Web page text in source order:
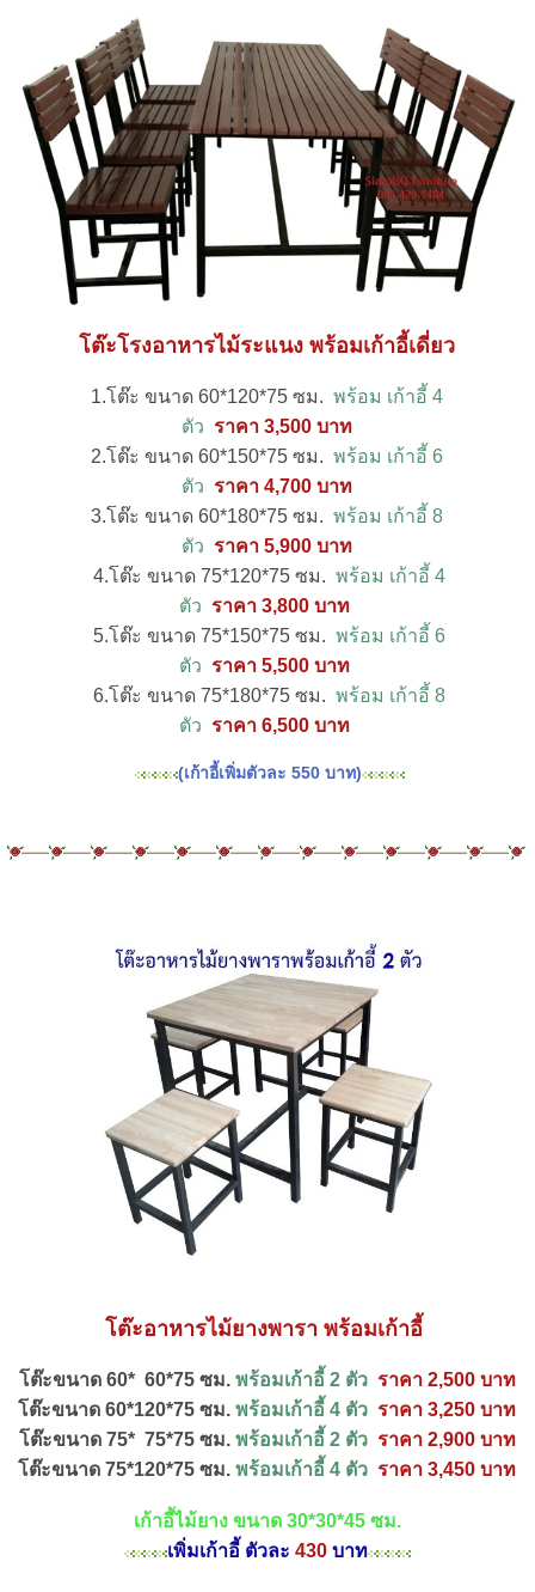
โต๊ะโรงอาหารไม้ระแนง พร้อมเก้าอี้เดี่ยว
1.โต๊ะ ขนาด 60*120*75 ซม.พร้อม เก้าอี้ 4
ตัว ราคา 3,500 บาท
2.โต๊ะ ขนาด 60*150*75 ซม.พร้อม เก้าอี้ 6
ตัว ราคา 4,700 บาท
3.โต๊ะ ขนาด 60*180*75 ซม.พร้อม เก้าอี้ 8
ตัว ราคา 5,900 บาท
4.โต๊ะ ขนาด 75*120*75 ซม.พร้อม เก้าอี้ 4
ตัว ราคา 3,800 บาท
5.โต๊ะ ขนาด 75*150*75 ซม.พร้อม เก้าอี้ 6
ตัว ราคา 5,500 บาท
6.โต๊ะ ขนาด 75*180*75 ซม.พร้อม เก้าอี้ 8
ตัว ราคา 6,500 บาท
(เก้าอี้เพิ่มตัวละ 550 บาท)
โต๊ะอาหารไม้ยางพารา พร้อมเก้าอี้
โต๊ะขนาด 60* 60*75 ซม. พร้อมเก้าอี้ 2 ตัว ราคา 2,500 บาท
โต๊ะขนาด 60*120*75 ซม.พร้อมเก้าอี้ 4 ตัว ราคา 3,250 บาท
โต๊ะขนาด 75* 75*75 ซม. พร้อมเก้าอี้ 2 ตัว ราคา 2,900 บาท
โต๊ะขนาด 75*120*75 ซม.พร้อมเก้าอี้ 4 ตัว ราคา 3,450 บาท
เก้าอี้ไม้ยาง ขนาด 30*30*45 ซม.
เพิ่มเก้าอี้ ตัวละ 430 บาท